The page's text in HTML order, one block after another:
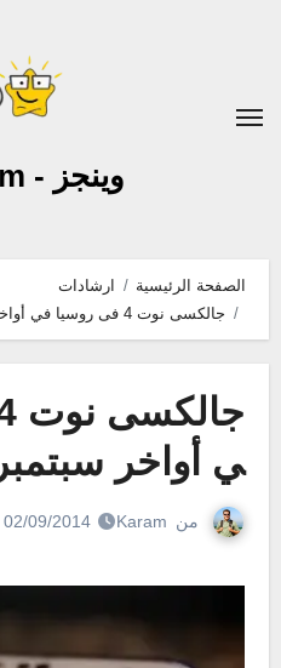
وينجز - wingiz.com
الصفحة الرئيسية
ارشادات
جالكسى نوت 4 فى روسيا في أواخر سبتمبر
ي أواخر سبتمبر
من Karam
02/09/2014